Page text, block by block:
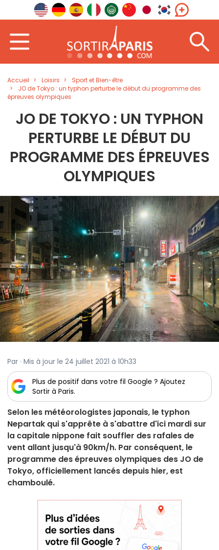
Accueil Loisirs
Sport et Bien-être
JO de Tokyo : un typhon perturbe le début du programme des
épreuves olympiques
JO DE TOKYO : UN TYPHON
PERTURBE LE DÉBUT DU
PROGRAMME DES ÉPREUVES
OLYMPIQUES
Par · Mis à jour le 24 juillet 2021 à 10h33
Plus de positif dans votre fil Google ? Ajoutez
Sortir à Paris.
Selon les météorologistes japonais, le typhon
Nepartak qui s'apprête à s'abattre d'ici mardi sur
la capitale nippone fait souffler des rafales de
vent allant jusqu'à 90km/h. Par conséquent, le
programme des épreuves olympiques des JO de
Tokyo, officiellement lancés depuis hier, est
chamboulé.